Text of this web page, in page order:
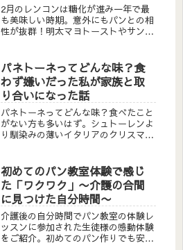
2月のレンコンは糖化が進み一年で最
も美味しい時期。意外にもパンとの相
性が抜群！明太マヨトーストやサンド
地選びや下ごしらえのコツとともにご
紹介します。
パネトーネってどんな味？食
わず嫌いだった私が家族と取
り合いになった話
パネトーネってどんな味？食べたこと
がない方も多いはず。シュトーレンよ
り馴染みの薄いイタリアのクリスマス
れる軽さの秘密と魅力をパン講師が解
説します。
初めてのパン教室体験で感じ
た「ワクワク」〜介護の合間
に見つけた自分時間〜
介護後の自分時間でパン教室の体験レ
ッスンに参加された生徒様の感動体験
をご紹介。初めてのパン作りでも安心